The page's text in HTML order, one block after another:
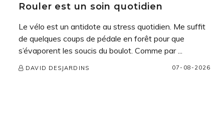
Rouler est un soin quotidien
Le vélo est un antidote au stress quotidien. Me suffit
de quelques coups de pédale en forêt pour que
s’évaporent les soucis du boulot. Comme par ...
DAVID DESJARDINS 07-08-2026